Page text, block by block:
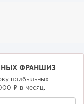
стоимостью
ФРАНШИЗ
прибыльных
₽ в месяц.